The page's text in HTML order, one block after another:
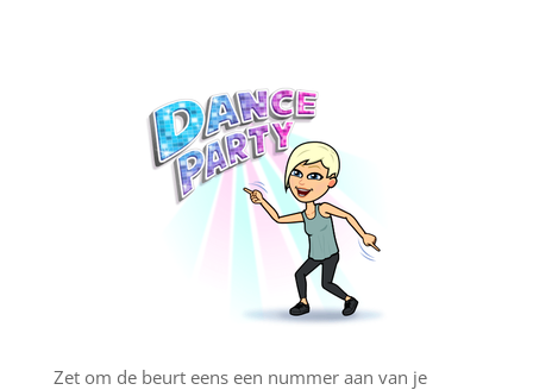
Zet om de beurt eens een nummer aan van je